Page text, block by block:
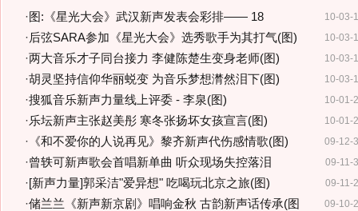
10-03-
· 图:《星光大会》武汉新声发表会彩排—— 18
10-03-
·后弦SARA参加《星光大会》选秀歌手为其打气(图)
10-03-
·两大音乐才子同台接力 李健陈楚生变身老师(图)
10-03-
·胡灵坚持信仰华丽蜕变 为音乐梦想潸然泪下(图)
10-01-
·搜狐音乐新声力量线上评委 - 李泉(图)
10-01-
·乐坛新声主张赵美彤 寒冬张扬坏女孩宣言(图)
09-12-
· 《和不爱你的人说再见》黎齐新声代伤感情歌(图)
09-11-
·曾轶可新声歌会首唱新单曲 听众现场失控落泪
09-11-
·[新声力量]郭采洁"爱异想" 吃喝玩北京之旅(图)
09-10-
·储兰兰《新声新京剧》唱响金秋 古韵新声话传承(图